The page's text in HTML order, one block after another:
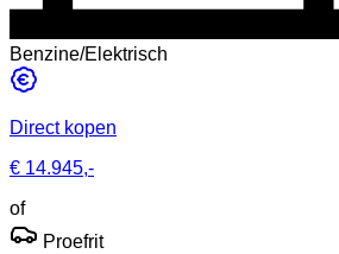
Benzine/Elektrisch
Direct kopen
€ 14.945,-
of
Proefrit